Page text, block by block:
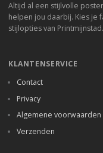
Altijd al een stijlvolle
helpen jou daarbij. Kies je
stijlopties van Printmijnstad.
KLANTENSERVICE
Contact
Privacy
Algemene voorwaarden
Verzenden